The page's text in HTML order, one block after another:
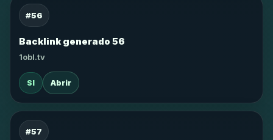
#56
Backlink generado 56
1obl.tv
SI Abrir
#57